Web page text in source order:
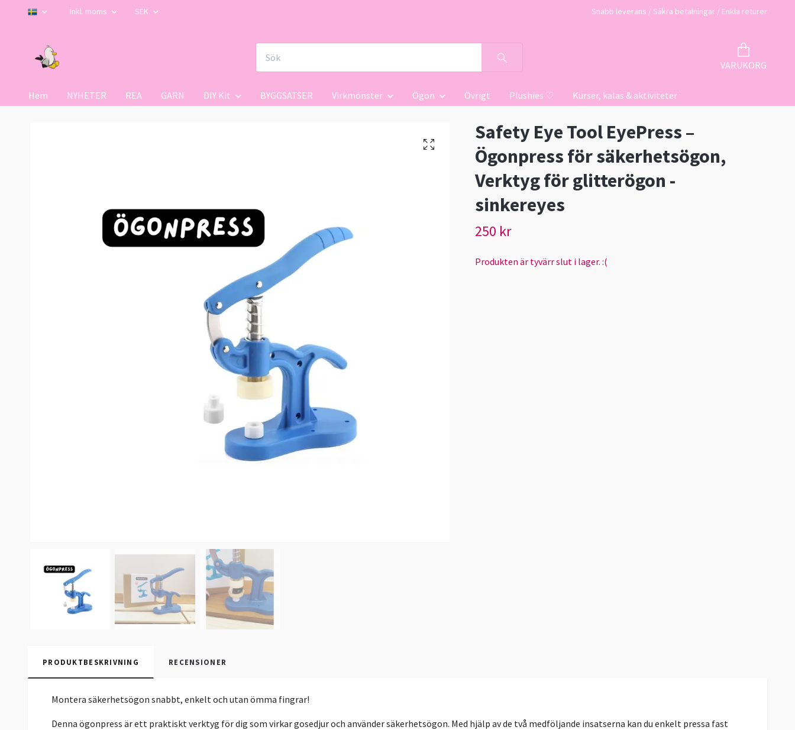
Inkl. moms SEK Snabb leverans / Säkra betalningar / Enkla returer
VARUKORG
Hem NYHETER REA GARN DIY Kit BYGGSATSER Virkmönster Ögon Övrigt Plushies ♡ Kurser, kalas & aktiviteter
Safety Eye Tool EyePress –
Ögonpress för säkerhetsögon,
Verktyg för glitterögon -
sinkereyes
250 kr
Produkten är tyvärr slut i lager. :(
PRODUKTBESKRIVNING RECENSIONER
Montera säkerhetsögon snabbt, enkelt och utan ömma fingrar!
Denna ögonpress är ett praktiskt verktyg för dig som virkar gosedjur och använder säkerhetsögon. Med hjälp av de två medföljande insatserna kan du enkelt pressa fast